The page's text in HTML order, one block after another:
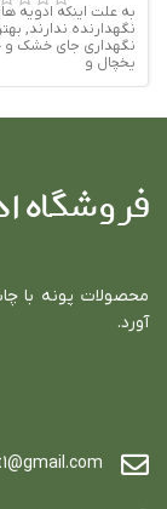
به علت اینکه ادویه
نگهدارنده ندارند,
نگهداری جای خشک و
یخچال و
فروشگاه
محصولات پونه با
آورد.